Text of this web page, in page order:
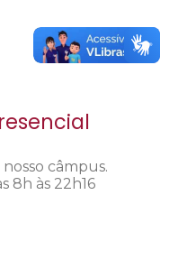
câmpus.
8h às 22h16